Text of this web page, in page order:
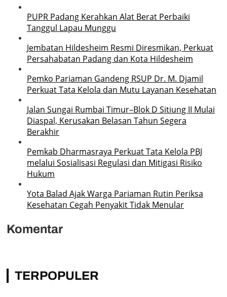
PUPR Padang Kerahkan Alat Berat Perbaiki
Tanggul Lapau Munggu
Jembatan Hildesheim Resmi Diresmikan, Perkuat
Persahabatan Padang dan Kota Hildesheim
Pemko Pariaman Gandeng RSUP Dr. M. Djamil
Perkuat Tata Kelola dan Mutu Layanan Kesehatan
Jalan Sungai Rumbai Timur–Blok D Sitiung II Mulai
Diaspal, Kerusakan Belasan Tahun Segera
Berakhir
Pemkab Dharmasraya Perkuat Tata Kelola PBJ
melalui Sosialisasi Regulasi dan Mitigasi Risiko
Hukum
Yota Balad Ajak Warga Pariaman Rutin Periksa
Kesehatan Cegah Penyakit Tidak Menular
Komentar
TERPOPULER